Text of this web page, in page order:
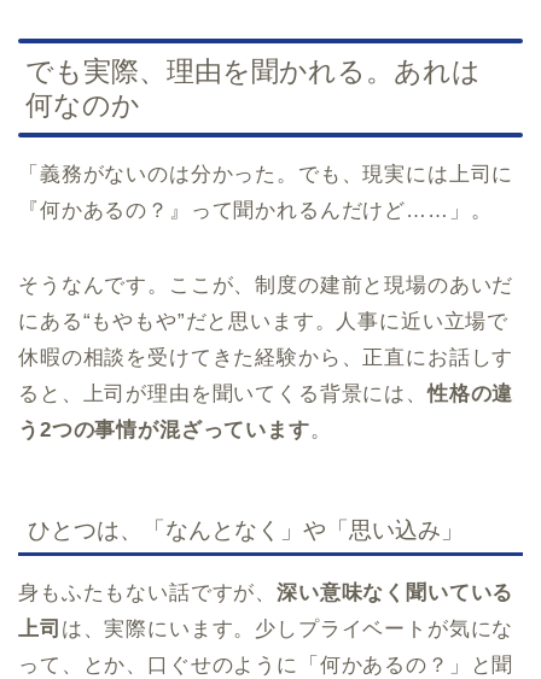
でも実際、理由を聞かれる。あれは
何なのか
「義務がないのは分かった。でも、現実には上司に
『何かあるの？』って聞かれるんだけど……」。
そうなんです。ここが、制度の建前と現場のあいだ
にある“もやもや”だと思います。人事に近い立場で
休暇の相談を受けてきた経験から、正直にお話しす
ると、上司が理由を聞いてくる背景には、性格の違
う2つの事情が混ざっています。
ひとつは、「なんとなく」や「思い込み」
身もふたもない話ですが、深い意味なく聞いている
上司 は、実際にいます。少しプライベートが気にな
って、とか、口ぐせのように「何かあるの？」と聞